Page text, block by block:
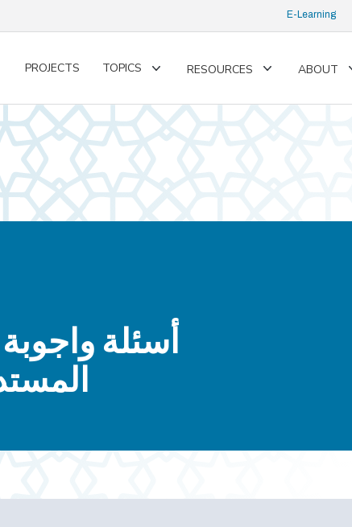
E-Learning
PROJECTS TOPICS
ToggleRESOURCES
ToggleABOUT
أسئلة